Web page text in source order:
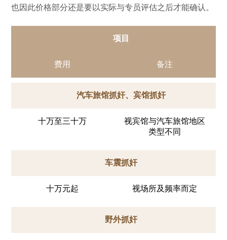
也因此价格部分还是要以实际与专员评估之后才能确认。
项目
费用 备注
汽车旅馆抓奸、宾馆抓奸
十万至三十万
视宾馆与汽车旅馆地区
类型不同
车震抓奸
十万元起 视场所及频率而定
野外抓奸